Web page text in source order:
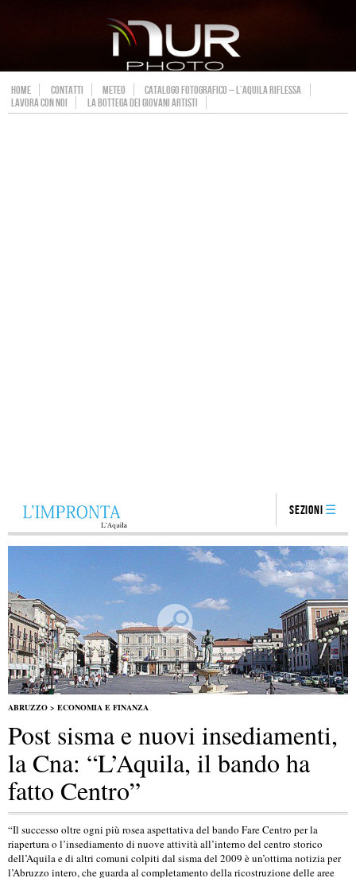
HOME CONTATTI METEO
CATALOGO FOTOGRAFICO – L’AQUILA RIFLESSA
LAVORA CON NOI
LA BOTTEGA DEI GIOVANI ARTISTI
Sezioni
ABRUZZO > ECONOMIA E FINANZA
Post sisma e nuovi insediamenti,
la Cna: “L’Aquila, il bando ha
fatto Centro”
“Il successo oltre ogni più rosea aspettativa del bando Fare Centro per la
riapertura o l’insediamento di nuove attività all’interno del centro storico
dell’Aquila e di altri comuni colpiti dal sisma del 2009 è un’ottima notizia per
l’Abruzzo intero, che guarda al completamento della ricostruzione delle aree